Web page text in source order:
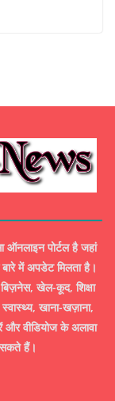
पोर्टल है जहां
में अपडेट मिलता है।
खेल-कूद, शिक्षा
खाना-खज़ाना,
और वीडियोज के अलावा
सकते हैं।